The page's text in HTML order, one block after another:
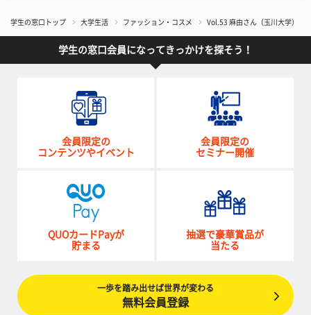
学生の窓口トップ 大学生活 ファッション・コスメ Vol.53 麻由さん（玉川大学）【
学生の窓口会員になってきっかけを探そう！
会員限定の
コンテンツやイベント
会員限定の
セミナー開催
QUOカードPayが
貯まる
抽選で豪華賞品が
当たる
一歩を踏み出せば世界が変わる
無料会員登録